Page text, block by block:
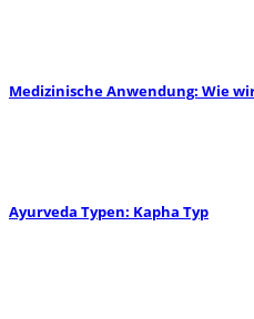
Medizinische Anwendung: Wie
Ayurveda Typen: Kapha Typ